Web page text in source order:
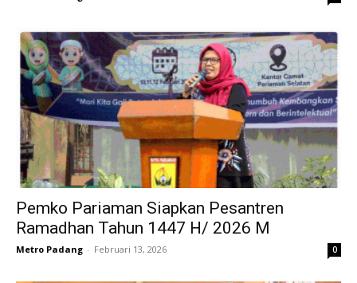
Pemko Pariaman Siapkan Pesantren
Ramadhan Tahun 1447 H/ 2026 M
Metro Padang - Februari 13, 2026 0